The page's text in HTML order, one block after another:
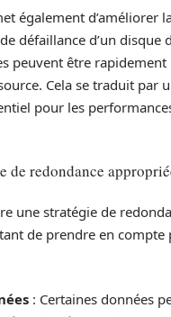
également d’améliorer
défaillance d’un disque
peuvent être rapidement
Cela se traduit par
pour les
de redondance
une stratégie de
de prendre en compte
: Certaines données